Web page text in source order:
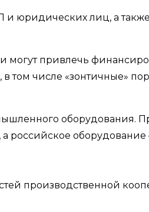
и юридических лиц, а
могут привлечь
том числе «зонтичные»
оборудования.
российское оборудование
производственной